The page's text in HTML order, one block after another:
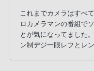
これまでカメラはすべ
ロカメラマンの番組で
とが気になってました
ン制デジ一眼レフとレ